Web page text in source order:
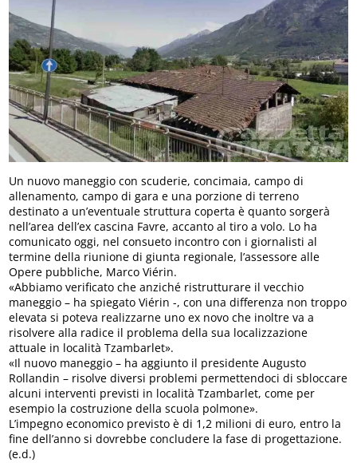
Un nuovo maneggio con scuderie, concimaia, campo di
allenamento, campo di gara e una porzione di terreno
destinato a un’eventuale struttura coperta è quanto sorgerà
nell’area dell’ex cascina Favre, accanto al tiro a volo. Lo ha
comunicato oggi, nel consueto incontro con i giornalisti al
termine della riunione di giunta regionale, l’assessore alle
Opere pubbliche, Marco Viérin.
«Abbiamo verificato che anziché ristrutturare il vecchio
maneggio – ha spiegato Viérin -, con una differenza non troppo
elevata si poteva realizzarne uno ex novo che inoltre va a
risolvere alla radice il problema della sua localizzazione
attuale in località Tzambarlet».
«Il nuovo maneggio – ha aggiunto il presidente Augusto
Rollandin – risolve diversi problemi permettendoci di sbloccare
alcuni interventi previsti in località Tzambarlet, come per
esempio la costruzione della scuola polmone».
L’impegno economico previsto è di 1,2 milioni di euro, entro la
fine dell’anno si dovrebbe concludere la fase di progettazione.
(e.d.)